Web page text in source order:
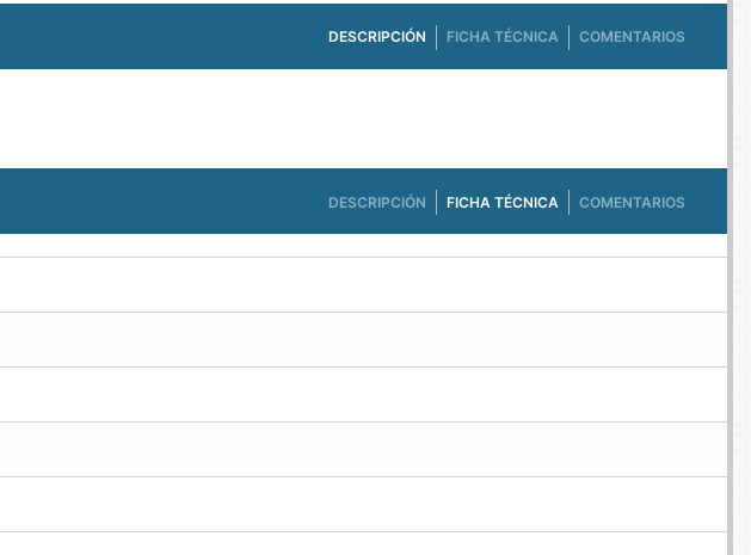
DESCRIPCIÓN FICHA TÉCNICA COMENTARIOS
DESCRIPCIÓN FICHA TÉCNICA COMENTARIOS